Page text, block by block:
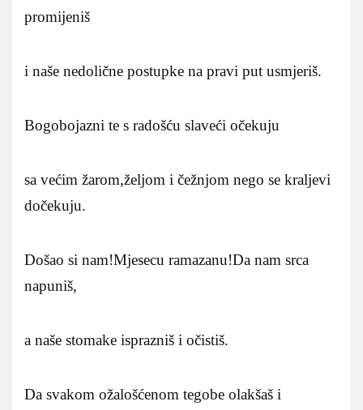
promijeniš
i naše nedolične postupke na pravi put usmjeriš.
Bogobojazni te s radošću slaveći očekuju
sa većim žarom,željom i čežnjom nego se kraljevi
dočekuju.
Došao si nam!Mjesecu ramazanu!Da nam srca
napuniš,
a naše stomake isprazniš i očistiš.
Da svakom ožalošćenom tegobe olakšaš i